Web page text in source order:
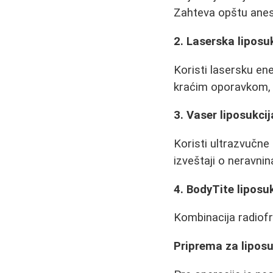
Zahteva opštu
2. Laserska
Koristi lasersku
kraćim
3. Vaser
Koristi ultrazvučne
izveštaji o
4. BodyTite
Kombinacija
Priprema za